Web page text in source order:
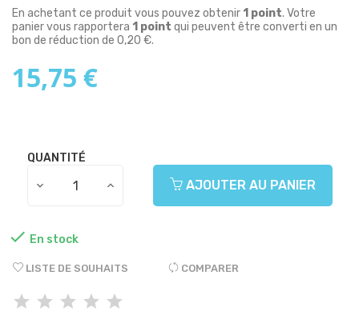
En achetant ce produit vous pouvez obtenir 1 point. Votre
panier vous rapportera 1 point qui peuvent être converti en un
bon de réduction de 0,20 €.
15,75 €
QUANTITÉ
AJOUTER AU PANIER
 En stock
LISTE DE SOUHAITS COMPARER